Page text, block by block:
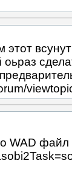
этот
WAD файл